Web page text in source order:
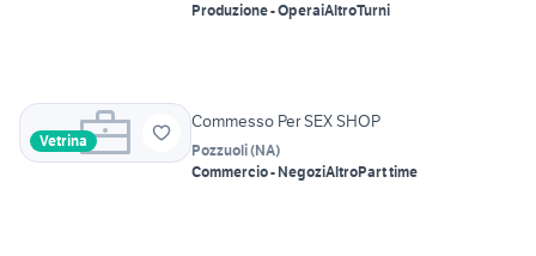
Produzione - OperaiAltroTurni
Vetrina
Commesso Per SEX SHOP
Pozzuoli(NA)
Commercio - NegoziAltroPart time